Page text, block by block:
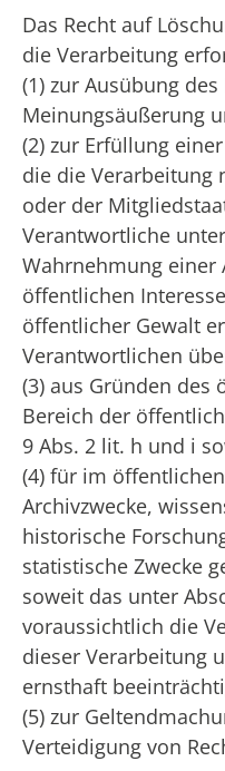
Das Recht auf
die Verarbeitung
(1) zur Ausübung
Meinungsäußerung
(2) zur Erfüllung
die die Verarbeitung
oder der
Verantwortliche
Wahrnehmung einer
öffentlichen
öffentlicher Gewalt
Verantwortlichen
(3) aus Gründen des
Bereich der
9 Abs. 2 lit. h und i
(4) für im
Archivzwecke,
historische
statistische Zwecke
soweit das unter
voraussichtlich die
dieser Verarbeitung
ernsthaft
(5) zur
Verteidigung von